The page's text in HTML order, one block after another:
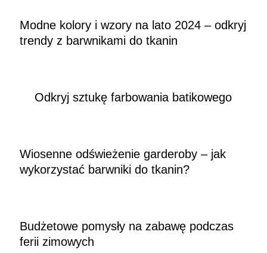
Modne kolory i wzory na lato 2024 – odkryj
trendy z barwnikami do tkanin
Odkryj sztukę farbowania batikowego
Wiosenne odświeżenie garderoby – jak
wykorzystać barwniki do tkanin?
Budżetowe pomysły na zabawę podczas
ferii zimowych